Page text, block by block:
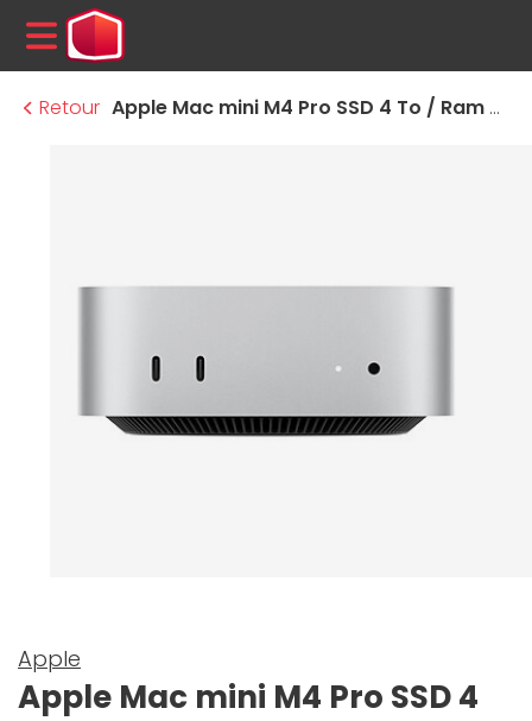
MENU
Retour
Apple Mac mini M4 Pro SSD 4 To / Ram 24 Go (MCX44FN/A-4TB)
Apple
Apple Mac mini M4 Pro SSD 4